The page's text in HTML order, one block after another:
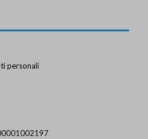
personali